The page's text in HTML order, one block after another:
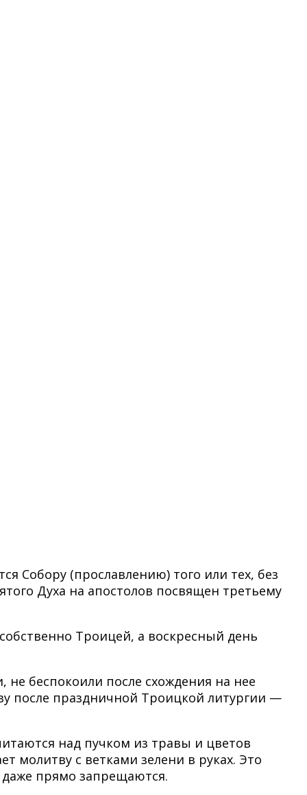
Собору (прославлению) того или тех, без
Духа на апостолов посвящен третьему
Троицей, а воскресный день
беспокоили после схождения на нее
после праздничной Троицкой литургии —
над пучком из травы и цветов
молитву с ветками зелени в руках. Это
прямо запрещаются.